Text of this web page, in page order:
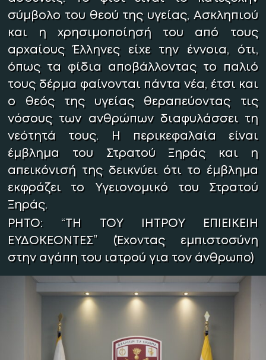
σύμβολο του θεού της υγείας, Ασκληπιού
και η χρησιμοποίησή του από τους
αρχαίους Έλληνες είχε την έννοια, ότι,
όπως τα φίδια αποβάλλοντας το παλιό
τους δέρμα φαίνονται πάντα νέα, έτσι και
ο θεός της υγείας θεραπεύοντας τις
νόσους των ανθρώπων διαφυλάσσει τη
νεότητά τους. Η περικεφαλαία είναι
έμβλημα του Στρατού Ξηράς και η
απεικόνισή της δεικνύει ότι το έμβλημα
εκφράζει το Υγειονομικό του Στρατού
Ξηράς.
ΡΗΤΟ:
“ΤΗ ΤΟΥ ΙΗΤΡΟΥ ΕΠΙΕΙΚΕΙΗ
ΕΥΔΟΚΕΟΝΤΕΣ” (Έχοντας εμπιστοσύνη
στην αγάπη του ιατρού για τον άνθρωπο)